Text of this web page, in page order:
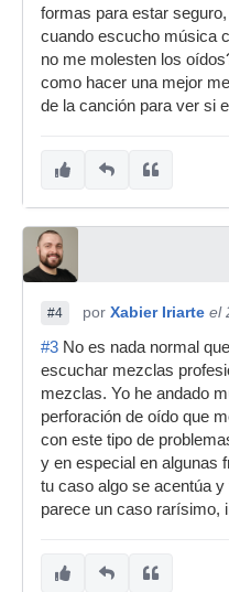
formas para estar
cuando escucho música
no me molesten los
como hacer una mejor
de la canción para ver si
#4 por Xabier Iriarte el
#3 No es nada normal
escuchar mezclas
mezclas. Yo he andado
perforación de oído que
con este tipo de
y en especial en algunas
tu caso algo se acentúa
parece un caso rarísimo,